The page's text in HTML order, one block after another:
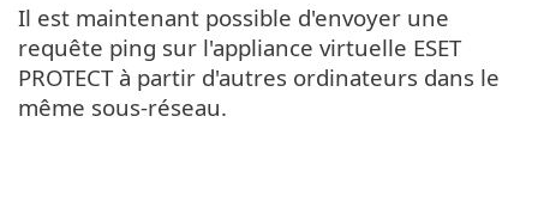
Il est maintenant possible d'envoyer une
requête ping sur l'appliance virtuelle ESET
PROTECT à partir d'autres ordinateurs dans le
même sous-réseau.